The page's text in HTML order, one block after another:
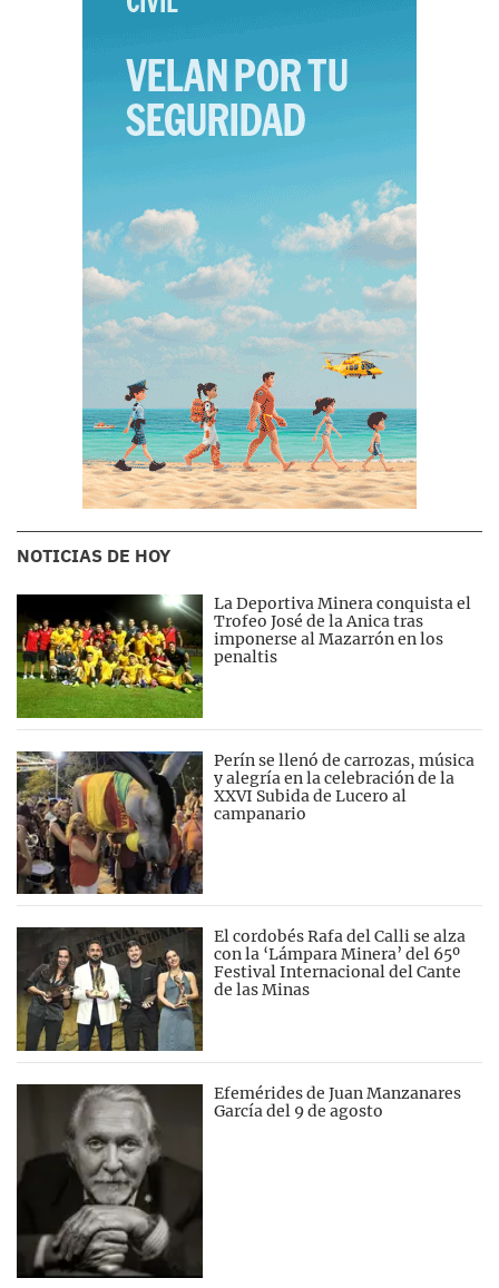
NOTICIAS DE HOY
La Deportiva Minera conquista el
Trofeo José de la Anica tras
imponerse al Mazarrón en los
penaltis
Perín se llenó de carrozas, música
y alegría en la celebración de la
XXVI Subida de Lucero al
campanario
El cordobés Rafa del Calli se alza
con la ‘Lámpara Minera’ del 65º
Festival Internacional del Cante
de las Minas
Efemérides de Juan Manzanares
García del 9 de agosto